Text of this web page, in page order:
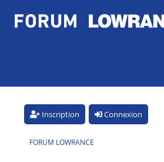
Inscription Connexion
FORUM LOWRANCE